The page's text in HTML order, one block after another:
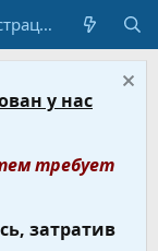
Регистрация
у нас
требует
затратив